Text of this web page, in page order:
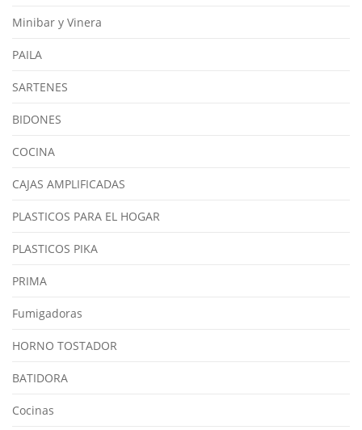
Minibar y Vinera
PAILA
SARTENES
BIDONES
COCINA
CAJAS AMPLIFICADAS
PLASTICOS PARA EL HOGAR
PLASTICOS PIKA
PRIMA
Fumigadoras
HORNO TOSTADOR
BATIDORA
Cocinas